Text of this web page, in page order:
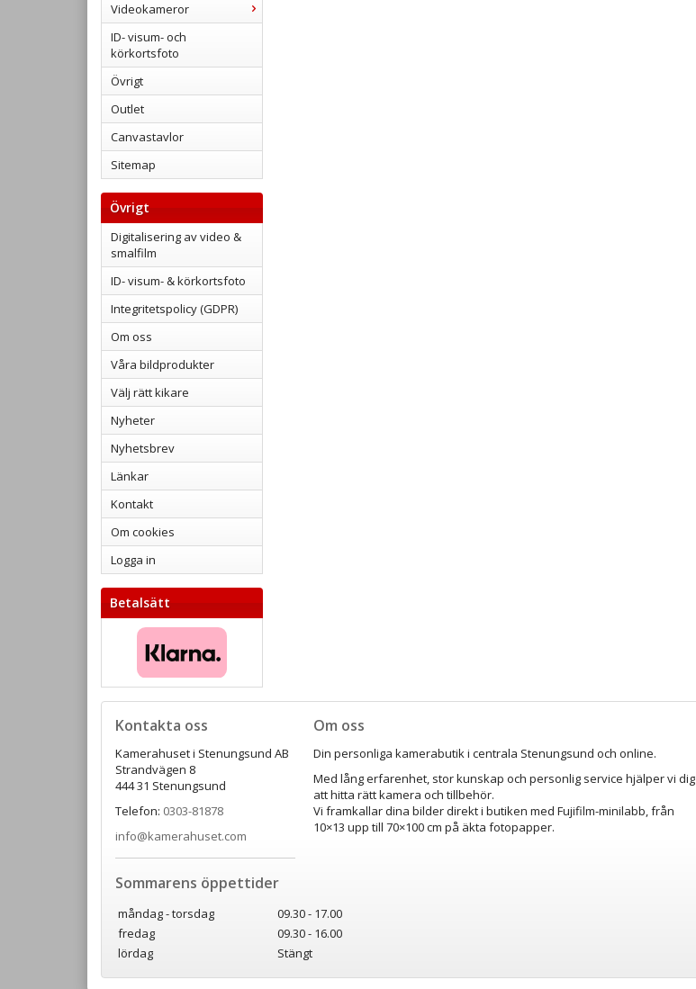
Videokameror
ID- visum- och
körkortsfoto
Övrigt
Outlet
Canvastavlor
Sitemap
Övrigt
Digitalisering av video &
smalfilm
ID- visum- & körkortsfoto
Integritetspolicy (GDPR)
Om oss
Våra bildprodukter
Välj rätt kikare
Nyheter
Nyhetsbrev
Länkar
Kontakt
Om cookies
Logga in
Betalsätt
Kontakta oss
Kamerahuset i Stenungsund AB
Strandvägen 8
444 31 Stenungsund
Telefon: 0303-81878
info@kamerahuset.com
Sommarens öppettider
måndag - torsdag
09.30 - 17.00
fredag
09.30 - 16.00
lördag
Stängt
Om oss
Din personliga kamerabutik i centrala Stenungsund och online.
Med lång erfarenhet, stor kunskap och personlig service hjälper vi dig
att hitta rätt kamera och tillbehör.
Vi framkallar dina bilder direkt i butiken med Fujifilm-minilabb, från
10×13 upp till 70×100 cm på äkta fotopapper.